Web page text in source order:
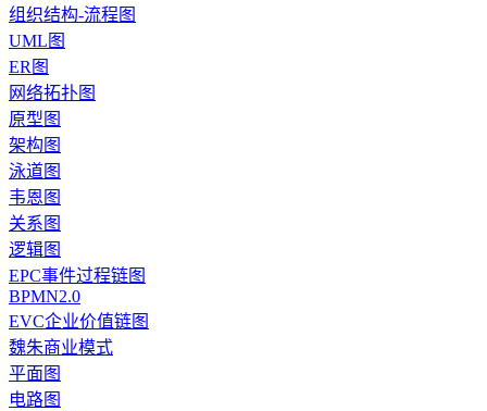
组织结构-流程图
UML图
ER图
网络拓扑图
原型图
架构图
泳道图
韦恩图
关系图
逻辑图
EPC事件过程链图
BPMN2.0
EVC企业价值链图
魏朱商业模式
平面图
电路图